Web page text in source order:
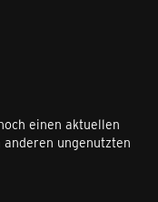
einen aktuellen
anderen ungenutzten